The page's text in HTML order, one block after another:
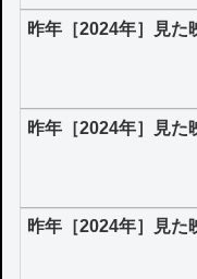
昨年［2024年］見
昨年［2024年］見
昨年［2024年］見